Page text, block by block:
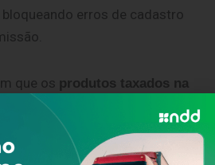
erros de cadastro
que os produtos taxados na
com amparo jurídico nas
previsibilidade sobre as
foca na sua meta principal: